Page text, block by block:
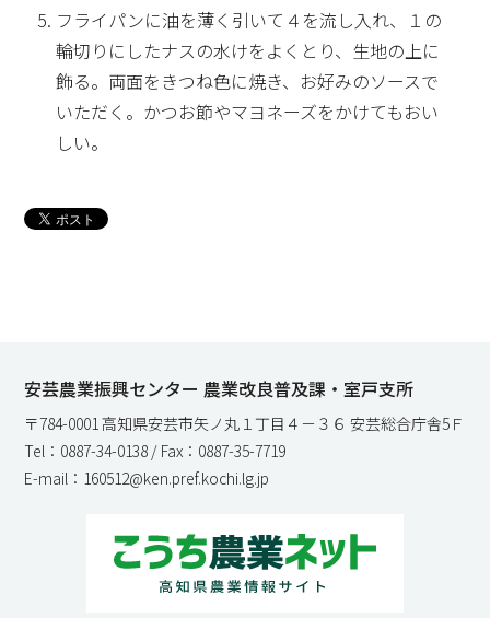
フライパンに油を薄く引いて４を流し入れ、１の
輪切りにしたナスの水けをよくとり、生地の上に
飾る。両面をきつね色に焼き、お好みのソースで
いただく。かつお節やマヨネーズをかけてもおい
しい。
安芸農業振興センター 農業改良普及課・室戸支所
〒784-0001 高知県安芸市矢ノ丸１丁目４－３６ 安芸総合庁舎5Ｆ
Tel：0887-34-0138 / Fax：0887-35-7719
E-mail：160512@ken.pref.kochi.lg.jp